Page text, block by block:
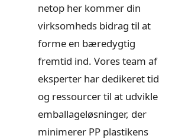
netop her kommer din
virksomheds bidrag til at
forme en bæredygtig
fremtid ind. Vores team af
eksperter har dedikeret tid
og ressourcer til at udvikle
emballageløsninger, der
minimerer PP plastikens